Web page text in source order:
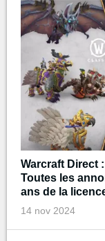
Warcraft Direct
Toutes les
ans de la
14 nov 2024